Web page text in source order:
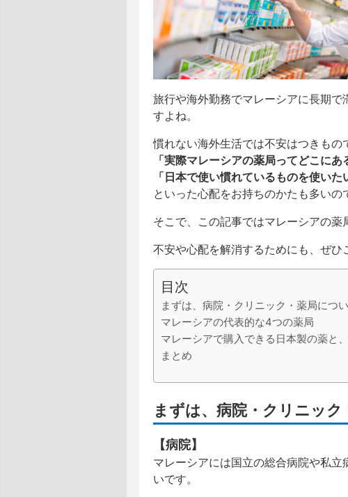
旅行や海外勤務でマレーシアに長期
すよね。
慣れない海外生活では不安はつきもの
「実際マレーシアの薬局ってどこにあ
「日本で使い慣れているものを使い
といった心配をお持ちのかたも多いの
そこで、この記事ではマレーシアの
不安や心配を解消するためにも、ぜひ
目次
まずは、病院・クリニック・薬局につ
マレーシアの代表的な4つの薬局
マレーシアで購入できる日本製の薬と
まとめ
まずは、病院・クリニッ
【病院】
マレーシアには国立の総合病院や私
いです。